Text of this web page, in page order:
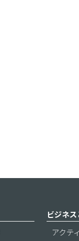
ビジネ
アクテ